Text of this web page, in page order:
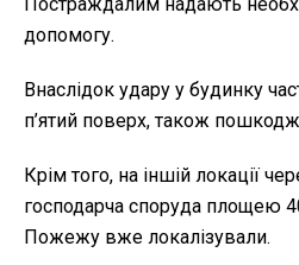
допомогу.
Внаслідок удару у будинку
п’ятий поверх, також
Крім того, на іншій локації
господарча споруда площею
Пожежу вже локалізували.